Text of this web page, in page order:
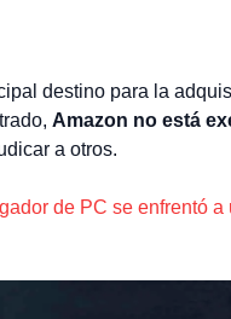
destino para la
Amazon no está
a otros.
de PC se enfrentó